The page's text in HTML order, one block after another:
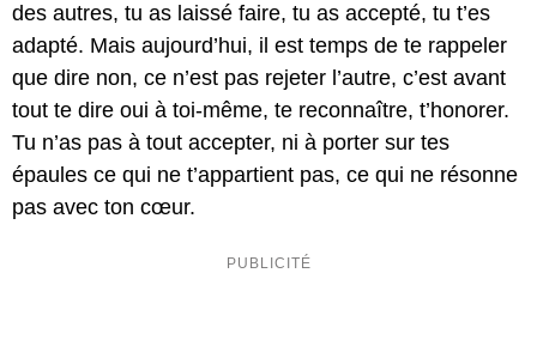
des autres, tu as laissé faire, tu as accepté, tu t’es
adapté. Mais aujourd’hui, il est temps de te rappeler
que dire non, ce n’est pas rejeter l’autre, c’est avant
tout te dire oui à toi-même, te reconnaître, t’honorer.
Tu n’as pas à tout accepter, ni à porter sur tes
épaules ce qui ne t’appartient pas, ce qui ne résonne
pas avec ton cœur.